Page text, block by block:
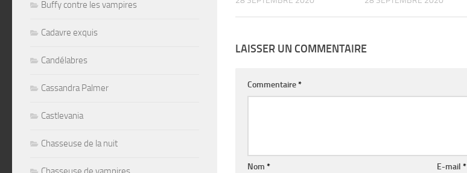
LAISSER UN COMMENTAIRE
Commentaire*
Nom * E-mail*
Buffy contre les vampires
Cadavre exquis
Candélabres
Cassandra Palmer
Castlevania
Chasseuse de la nuit